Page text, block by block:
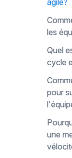
agile?
les
Quel
cycle
pour
une